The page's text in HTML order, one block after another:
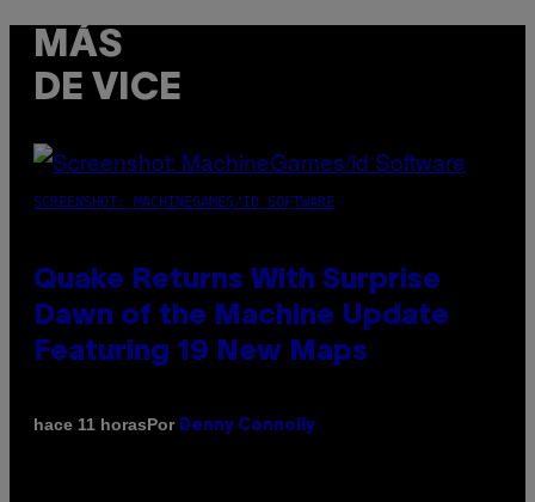
MÁS
DE VICE
SCREENSHOT: MACHINEGAMES/ID SOFTWARE
Quake Returns With Surprise
Dawn of the Machine Update
Featuring 19 New Maps
hace 11 horasPor Denny Connolly